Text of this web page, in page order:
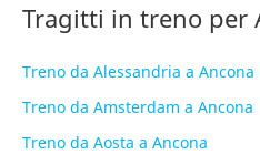
Tragitti in treno per
Treno da Alessandria a Ancona
Treno da Amsterdam a Ancona
Treno da Aosta a Ancona